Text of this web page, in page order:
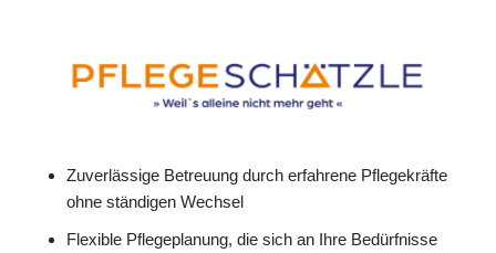
Zuverlässige Betreuung durch erfahrene Pflegekräfte
ohne ständigen Wechsel
Flexible Pflegeplanung, die sich an Ihre Bedürfnisse